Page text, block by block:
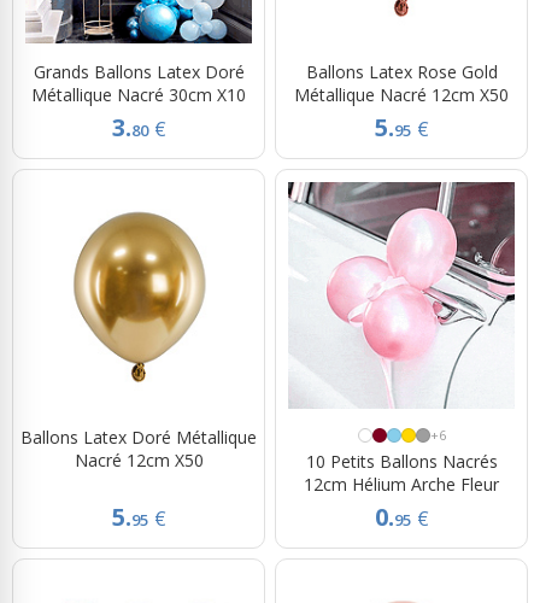
Grands Ballons Latex Doré
Métallique Nacré 30cm X10
3.80 €
Ballons Latex Rose Gold
Métallique Nacré 12cm X50
5.95 €
Ballons Latex Doré Métallique
Nacré 12cm X50
5.95 €
+6
10 Petits Ballons Nacrés
12cm Hélium Arche Fleur
0.95 €